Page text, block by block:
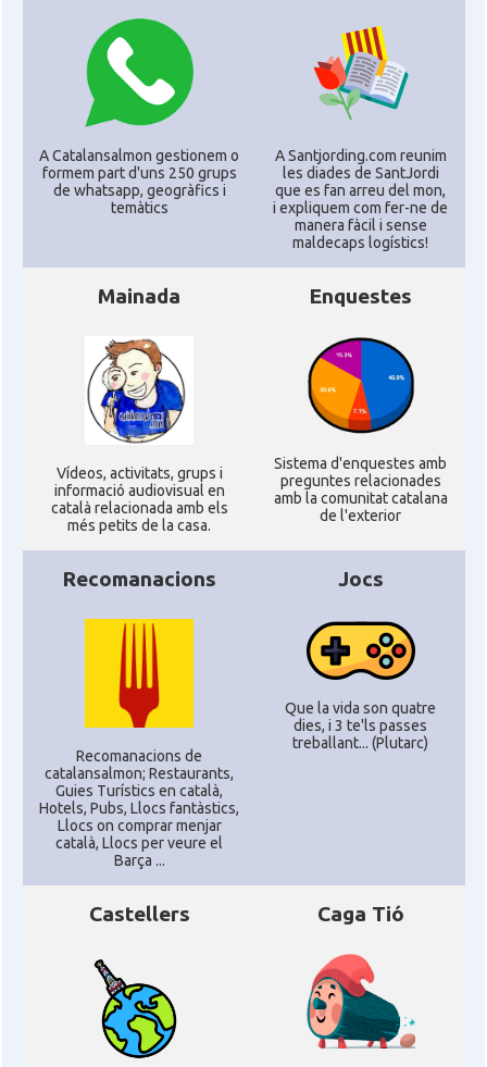
A Catalansalmon gestionem o
formem part d'uns 250 grups
de whatsapp, geogràfics i
temàtics
A Santjording.com reunim
les diades de SantJordi
que es fan arreu del mon,
i expliquem com fer-ne de
manera fàcil i sense
maldecaps logí­stics!
Mainada
Ví­deos, activitats, grups i
informació audiovisual en
català relacionada amb els
més petits de la casa.
Enquestes
Sistema d'enquestes amb
preguntes relacionades
amb la comunitat catalana
de l'exterior
Recomanacions
Recomanacions de
catalansalmon; Restaurants,
Guies Turístics en català,
Hotels, Pubs, Llocs fantàstics,
Llocs on comprar menjar
català, Llocs per veure el
Barça ...
Jocs
Que la vida son quatre
dies, i 3 te'ls passes
treballant... (Plutarc)
Castellers Caga Tió